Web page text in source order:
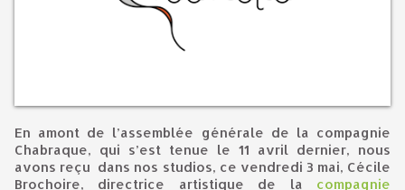
En amont de l’assemblée générale de la compagnie
Chabraque, qui s’est tenue le 11 avril dernier, nous
avons reçu dans nos studios, ce vendredi 3 mai, Cécile
Brochoire, directrice artistique de la compagnie